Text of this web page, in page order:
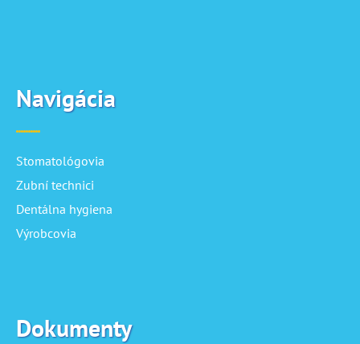
Navigácia
Stomatológovia
Zubní technici
Dentálna hygiena
Výrobcovia
Dokumenty